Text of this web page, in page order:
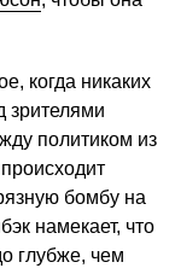
когда никаких
зрителями
политиком из
бомбу на
намекает, что
глубже, чем